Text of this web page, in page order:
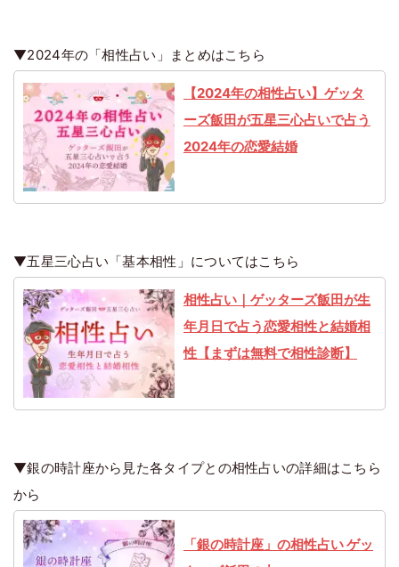
▼2024年の「相性占い」まとめはこちら
【2024年の相性占い】ゲッタ
ーズ飯田が五星三心占いで占う
2024年の恋愛結婚
▼五星三心占い「基本相性」についてはこちら
相性占い｜ゲッターズ飯田が生
年月日で占う恋愛相性と結婚相
性【まずは無料で相性診断】
▼銀の時計座から見た各タイプとの相性占いの詳細はこちら
から
「銀の時計座」の相性占い ゲッ